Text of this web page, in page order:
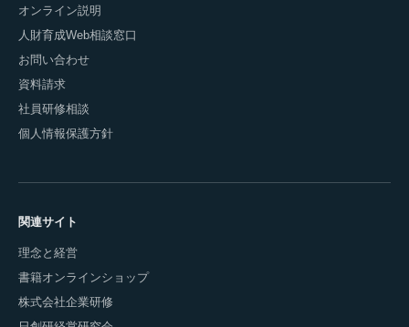
オンライン説明
人財育成Web相談窓口
お問い合わせ
資料請求
社員研修相談
個人情報保護方針
関連サイト
理念と経営
書籍オンラインショップ
株式会社企業研修